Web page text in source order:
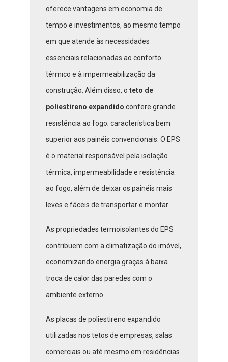
oferece vantagens em economia de
tempo e investimentos, ao mesmo tempo
em que atende às necessidades
essenciais relacionadas ao conforto
térmico e à impermeabilização da
construção. Além disso, oteto de
poliestireno expandidoconfere grande
resistência ao fogo; característica bem
superior aos painéis convencionais. O EPS
é o material responsável pela isolação
térmica, impermeabilidade e resistência
ao fogo, além de deixar os painéis mais
leves e fáceis de transportar e montar.
As propriedades termoisolantes do EPS
contribuem com a climatização do imóvel,
economizando energia graças à baixa
troca de calor das paredes com o
ambiente externo.
As placas de poliestireno expandido
utilizadas nos tetos de empresas, salas
comerciais ou até mesmo em residências